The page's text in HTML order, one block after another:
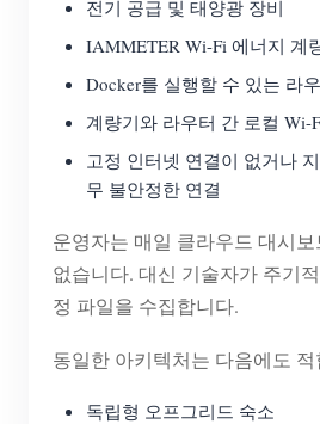
전기 공급 및 태양광 장비
IAMMETER Wi-Fi 에너지 계
Docker를 실행할 수 있는 라
계량기와 라우터 간 로컬 Wi-
고정 인터넷 연결이 없거나
무 불안정한 연결
운영자는 매일 클라우드 대시
없습니다. 대신 기술자가 주기
정 파일을 수집합니다.
동일한 아키텍처는 다음에도
독립형 오프그리드 숙소